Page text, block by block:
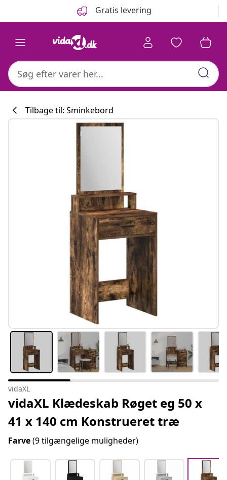
Gratis levering
#sharemevidaxl
Tilbage til: Sminkebord
vidaXL
vidaXL Klædeskab Røget eg 50 x
41 x 140 cm Konstrueret træ
Farve(9 tilgængelige muligheder)